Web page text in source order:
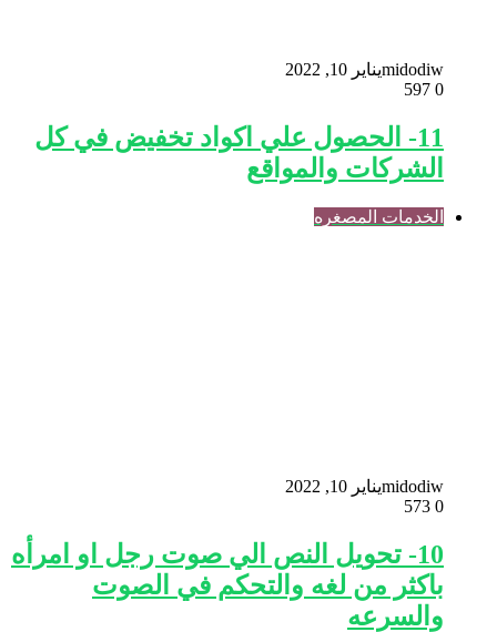
midodiwيناير 10, 2022
0
11- الحصول علي اكواد تخفيض في كل
الشركات والمواقع
الخدمات المصغره
midodiwيناير 10, 2022
0
10- تحويل النص الي صوت رجل او امرأه
باكثر من لغه والتحكم في الصوت
والسرعه